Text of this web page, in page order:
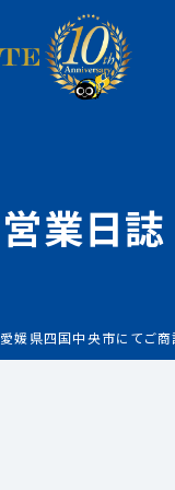
業日誌
愛媛県四国中央市にてご商